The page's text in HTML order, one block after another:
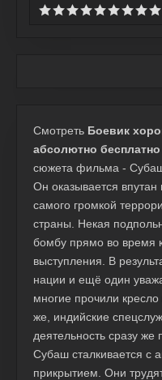
Смотреть Боевик
абсолютно
сюжета фильма -
Он оказывается впутан
самого громкой
страны. Некая
бомбу прямо во время
выступления. В
нации и ещё один
многие прочили
же, индийские
деятельность сразу
Субаш сталкивается с
прикрытием. Они